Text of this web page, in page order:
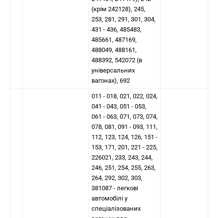
(крім 242128), 245,
253, 281, 291, 301, 304,
431 - 436, 485483,
485661, 487169,
488049, 488161,
488392, 542072 (в
універсальних
вагонах), 692
011 - 018, 021, 022, 024,
041 - 043, 051 - 053,
061 - 063, 071, 073, 074,
078, 081, 091 - 093, 111,
112, 123, 124, 126, 151 -
153, 171, 201, 221 - 225,
226021, 233, 243, 244,
246, 251, 254, 255, 263,
264, 292, 302, 303,
381087 - легкові
автомобілі у
спеціалізованих